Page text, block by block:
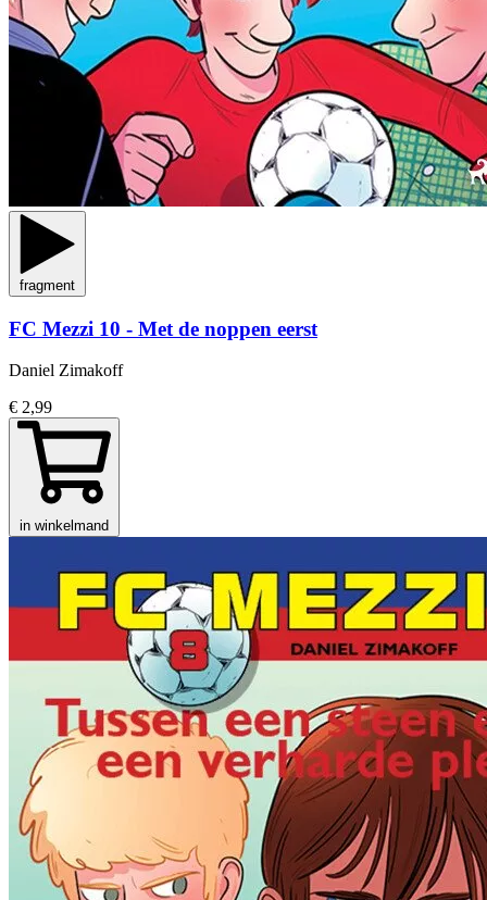
fragment
FC Mezzi 10 - Met de noppen eerst
Daniel Zimakoff
€ 2,99
in winkelmand